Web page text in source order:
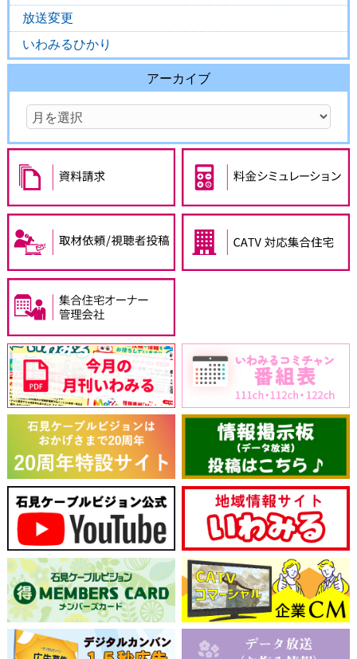
放送変更
いわみるひかり
アーカイブ